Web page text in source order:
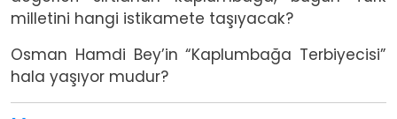
milletini hangi istikamete taşıyacak?
Osman Hamdi Bey’in “Kaplumbağa Terbiyecisi”
hala yaşıyor mudur?